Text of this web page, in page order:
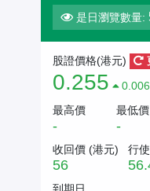
是日瀏覽數量:
股證價格(港元)
0.255
最高價
-
最低價
-
收回價 (港元)
56
行
到期日